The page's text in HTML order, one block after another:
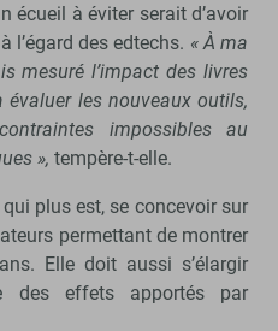
écueil à éviter serait d’avoir
l’égard des edtechs. « À ma
mesuré l’impact des livres
les nouveaux outils,
impossibles au
», tempère-t-elle.
plus est, se concevoir sur
permettant de montrer
Elle doit aussi s’élargir
des effets apportés par